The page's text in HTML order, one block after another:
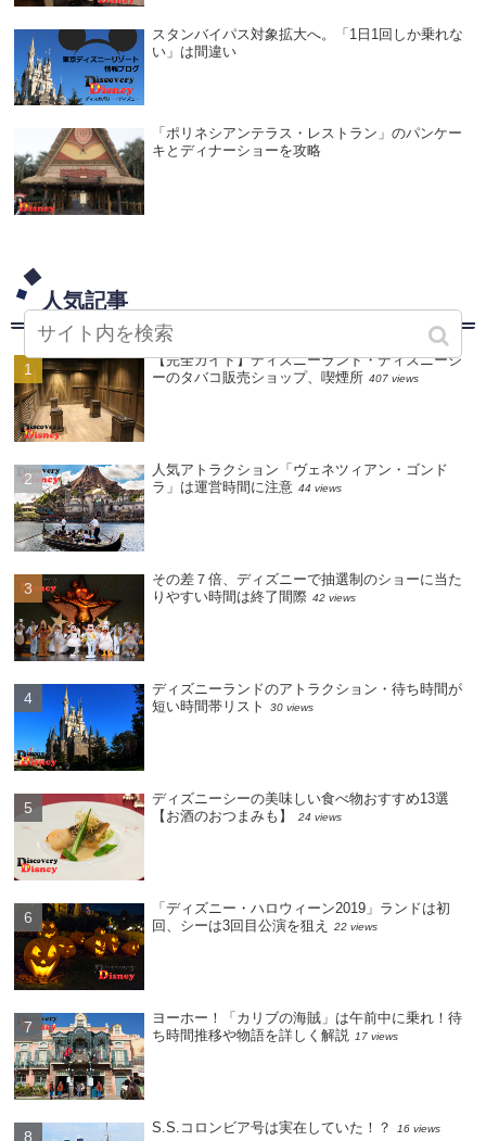
スタンバイパス対象拡大へ。「1日1回しか乗れな
い」は間違い
「ポリネシアンテラス・レストラン」のパンケー
キとディナーショーを攻略
人気記事
【完全ガイド】ディズニーランド・ディズニーシ
ーのタバコ販売ショップ、喫煙所 407 views
人気アトラクション「ヴェネツィアン・ゴンド
ラ」は運営時間に注意 44 views
その差７倍、ディズニーで抽選制のショーに当た
りやすい時間は終了間際 42 views
ディズニーランドのアトラクション・待ち時間が
短い時間帯リスト
30 views
ディズニーシーの美味しい食べ物おすすめ13選
【お酒のおつまみも】
24 views
「ディズニー・ハロウィーン2019」ランドは初
回、シーは3回目公演を狙え
22 views
ヨーホー！「カリブの海賊」は午前中に乗れ！待
ち時間推移や物語を詳しく解説
17 views
S.S.コロンビア号は実在していた！？ 16 views